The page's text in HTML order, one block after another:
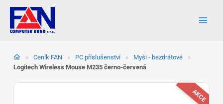
obsah
» Ceník FAN » PC příslušenství » Myši - bezdrátové
»
Logitech Wireless Mouse M235 černo-červená
AKCE